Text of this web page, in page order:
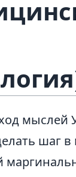
мыслей
шаг